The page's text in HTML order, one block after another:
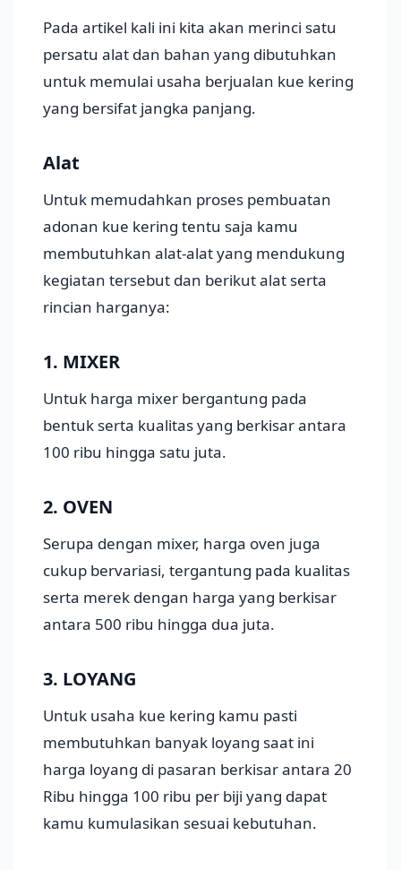
Pada artikel kali ini kita akan merinci satu
persatu alat dan bahan yang dibutuhkan
untuk memulai usaha berjualan kue kering
yang bersifat jangka panjang.
Alat
Untuk memudahkan proses pembuatan
adonan kue kering tentu saja kamu
membutuhkan alat-alat yang mendukung
kegiatan tersebut dan berikut alat serta
rincian harganya:
1. MIXER
Untuk harga mixer bergantung pada
bentuk serta kualitas yang berkisar antara
100 ribu hingga satu juta.
2. OVEN
Serupa dengan mixer, harga oven juga
cukup bervariasi, tergantung pada kualitas
serta merek dengan harga yang berkisar
antara 500 ribu hingga dua juta.
3. LOYANG
Untuk usaha kue kering kamu pasti
membutuhkan banyak loyang saat ini
harga loyang di pasaran berkisar antara 20
Ribu hingga 100 ribu per biji yang dapat
kamu kumulasikan sesuai kebutuhan.